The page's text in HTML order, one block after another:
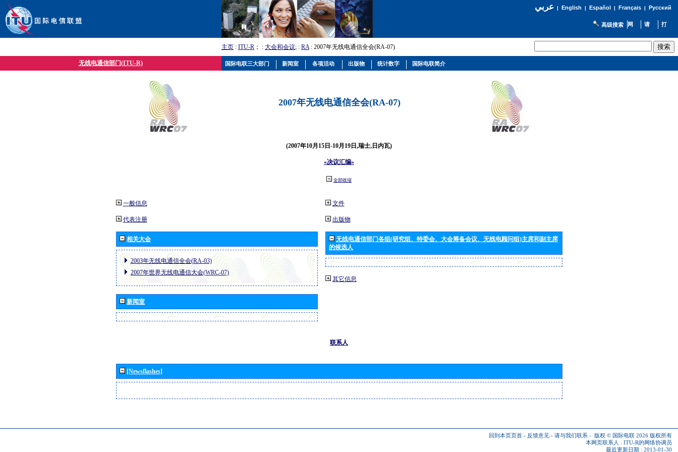
عربي| English | Español | Français| Русский
高级搜索
主页 : ITU-R ； : 大会和会议; : RA: 2007年无线电通信全会(RA-07)
无线电通信部门(ITU-R)
2007年无线电通信全会(RA-07)
(2007年10月15日-10月19日,瑞士,日内瓦)
«决议汇编»
全部收缩
一般信息
代表注册
相关大会
2003年无线电通信全会(RA-03)
2007年世界无线电通信大会(WRC-07)
新闻室
文件
出版物
无线电通信部门各组(研究组、特委会、大会筹备会议、无线电顾问组)主席和副主席
的候选人
其它信息
联系人
[Newsflashes]
回到本页页首 - 反馈意见 - 请与我们联系 - 版权 © 国际电联 2026 版权所有
本网页联系人 : ITU-R的网络协调员
最近更新日期 : 2013-01-30
国际电联三大部门 新闻室 各项活动 出版物 统计数字 国际电联简介